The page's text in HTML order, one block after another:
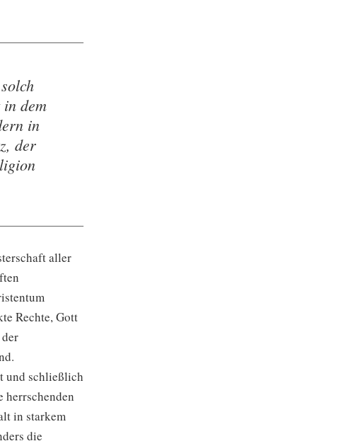
dem
in
der
aller
Rechte, Gott
und schließlich
herrschenden
in starkem
die